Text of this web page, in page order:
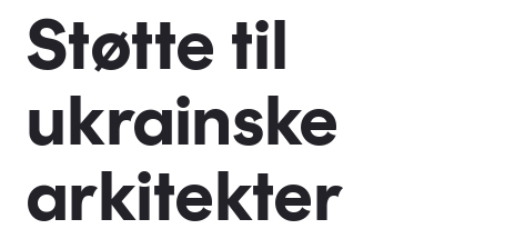
Støtte til
ukrainske
arkitekter